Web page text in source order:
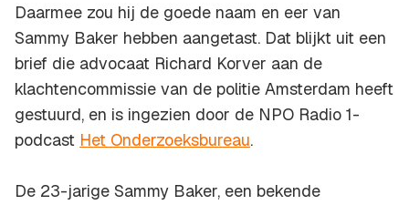
Daarmee zou hij de goede naam en eer van
Sammy Baker hebben aangetast. Dat blijkt uit een
brief die advocaat Richard Korver aan de
klachtencommissie van de politie Amsterdam heeft
gestuurd, en is ingezien door de NPO Radio 1-
podcast Het Onderzoeksbureau.
De 23-jarige Sammy Baker, een bekende